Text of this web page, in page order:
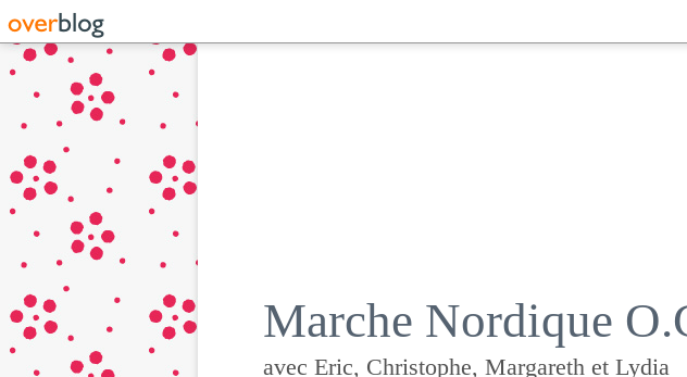
Marche Nordique
avec Eric, Christophe, Margareth et Lydia